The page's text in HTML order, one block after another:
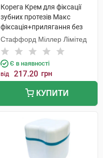
Корега Крем для фіксації
зубних протезів Макс
фіксація+прилягання без
смаку крем 40 мл 1 туба
Стаффорд Міллер Лімітед
Є в наявності
від 217.20 грн
КУПИТИ